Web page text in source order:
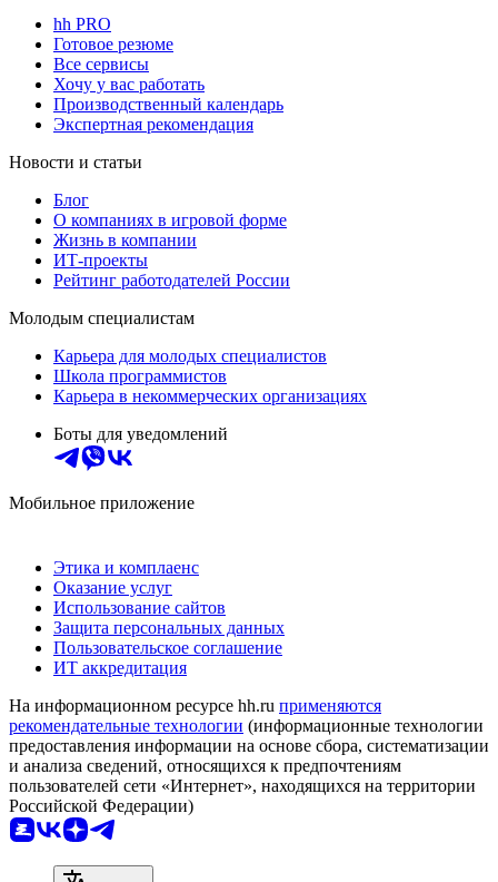
hh PRO
Готовое резюме
Все сервисы
Хочу у вас работать
Производственный календарь
Экспертная рекомендация
Новости и статьи
Блог
О компаниях в игровой форме
Жизнь в компании
ИТ-проекты
Рейтинг работодателей России
Молодым специалистам
Карьера для молодых специалистов
Школа программистов
Карьера в некоммерческих организациях
Боты для уведомлений
Мобильное приложение
Этика и комплаенс
Оказание услуг
Использование сайтов
Защита персональных данных
Пользовательское соглашение
ИТ аккредитация
На информационном ресурсе hh.ru применяются
рекомендательные технологии (информационные технологии
предоставления информации на основе сбора, систематизации
и анализа сведений, относящихся к предпочтениям
пользователей сети «Интернет», находящихся на территории
Российской Федерации)